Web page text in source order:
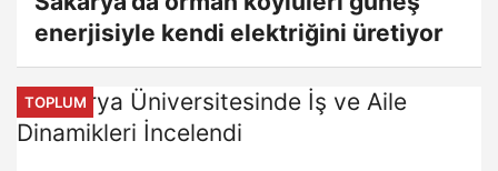
enerjisiyle kendi elektriğini üretiyor
TOPLUM